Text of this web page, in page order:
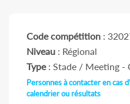
Code compétition :
Niveau : Régional
Type: Stade / Meeting -
Personnes à contacter en cas
calendrier ou résultats